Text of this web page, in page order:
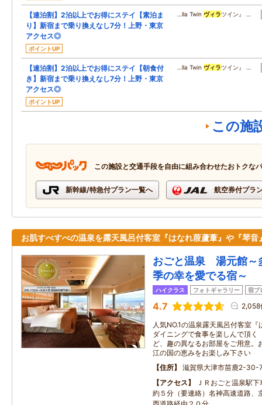
【連泊割】2泊以上でお得にステイ【素泊ま
り】新宿まで乗り換えなし7分！上野・東京
アクセス◎
ポイントUP
…lla Twin ヴィラツイン』 …
【連泊割】2泊以上でお得にステイ【朝食付
き】新宿まで乗り換えなし7分！上野・東京
アクセス◎
ポイントUP
…lla Twin ヴィラツイン』 …
この施
この施設と交通手段を自由に組み合わせたおトクな
新幹線/特急付プラン一覧へ 航空券付プラ
お肌すべすべの温泉を露天風呂付客室『はなれ葭蘆葦』や『琴音
おごと温泉 湯元館～
季の幸を愛でる宿～
ハイクラス フォトギャラリー 宿ブ
4.7 2,058
人気NO.1の温泉露天風呂付客室
ダイニングで食事を楽しんで頂く
ど、趣の異なるお部屋をご用意。
江の国の恵みをお楽しみ下さい
住所
滋賀県大津市苗鹿2-30-
アクセス
ＪＲおごと温泉駅
約５分（要連絡）名神高速道路、